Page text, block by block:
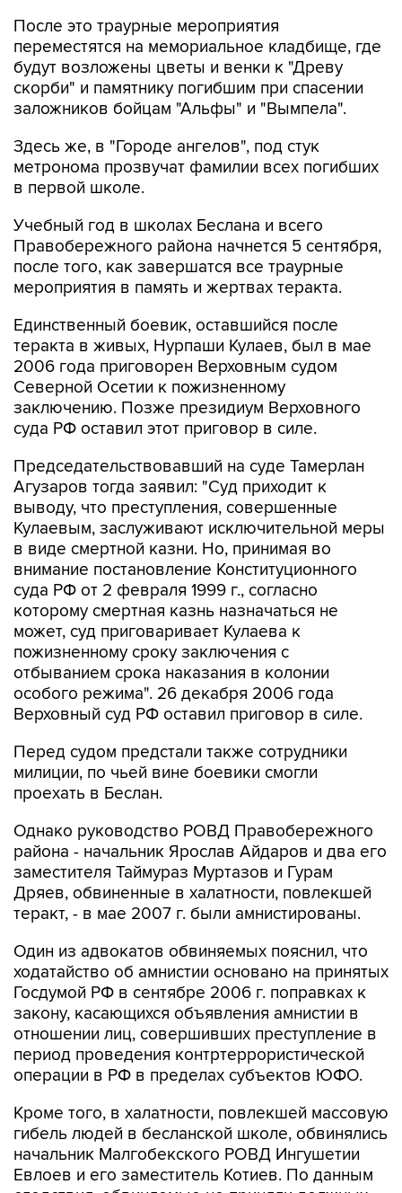
После это траурные мероприятия
переместятся на мемориальное кладбище, где
будут возложены цветы и венки к "Древу
скорби" и памятнику погибшим при спасении
заложников бойцам "Альфы" и "Вымпела".
Здесь же, в "Городе ангелов", под стук
метронома прозвучат фамилии всех погибших
в первой школе.
Учебный год в школах Беслана и всего
Правобережного района начнется 5 сентября,
после того, как завершатся все траурные
мероприятия в память и жертвах теракта.
Единственный боевик, оставшийся после
теракта в живых, Нурпаши Кулаев, был в мае
2006 года приговорен Верховным судом
Северной Осетии к пожизненному
заключению. Позже президиум Верховного
суда РФ оставил этот приговор в силе.
Председательствовавший на суде Тамерлан
Агузаров тогда заявил: "Суд приходит к
выводу, что преступления, совершенные
Кулаевым, заслуживают исключительной меры
в виде смертной казни. Но, принимая во
внимание постановление Конституционного
суда РФ от 2 февраля 1999 г., согласно
которому смертная казнь назначаться не
может, суд приговаривает Кулаева к
пожизненному сроку заключения с
отбыванием срока наказания в колонии
особого режима". 26 декабря 2006 года
Верховный суд РФ оставил приговор в силе.
Перед судом предстали также сотрудники
милиции, по чьей вине боевики смогли
проехать в Беслан.
Однако руководство РОВД Правобережного
района - начальник Ярослав Айдаров и два его
заместителя Таймураз Муртазов и Гурам
Дряев, обвиненные в халатности, повлекшей
теракт, - в мае 2007 г. были амнистированы.
Один из адвокатов обвиняемых пояснил, что
ходатайство об амнистии основано на принятых
Госдумой РФ в сентябре 2006 г. поправках к
закону, касающихся объявления амнистии в
отношении лиц, совершивших преступление в
период проведения контртеррористической
операции в РФ в пределах субъектов ЮФО.
Кроме того, в халатности, повлекшей массовую
гибель людей в бесланской школе, обвинялись
начальник Малгобекского РОВД Ингушетии
Евлоев и его заместитель Котиев. По данным